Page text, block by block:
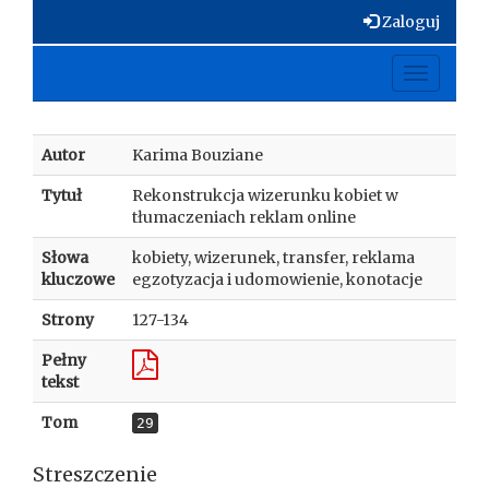
Zaloguj
Toggle
Autor Karima Bouziane
Tytuł
Rekonstrukcja wizerunku kobiet w
tłumaczeniach reklam online
Słowa
kluczowe
kobiety, wizerunek, transfer, reklama
egzotyzacja i udomowienie, konotacje
Strony 127-134
Pełny
tekst
Tom 29
Streszczenie